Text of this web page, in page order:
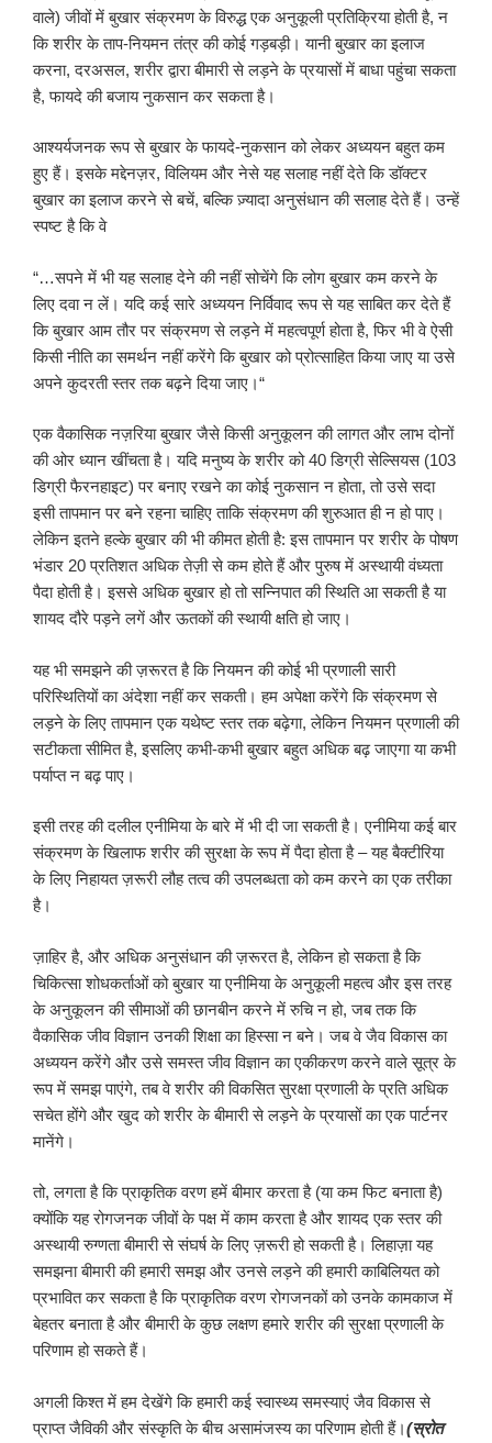
वाले) जीवों में बुखार संक्रमण के विरुद्ध एक अनुकूली प्रतिक्रिया होती है, न
कि शरीर के ताप-नियमन तंत्र की कोई गड़बड़ी। यानी बुखार का इलाज
करना, दरअसल, शरीर द्वारा बीमारी से लड़ने के प्रयासों में बाधा पहुंचा सकता
है, फायदे की बजाय नुकसान कर सकता है।
आश्यर्यजनक रूप से बुखार के फायदे-नुकसान को लेकर अध्ययन बहुत कम
हुए हैं। इसके मद्देनज़र, विलियम और नेसे यह सलाह नहीं देते कि डॉक्टर
बुखार का इलाज करने से बचें, बल्कि ज़्यादा अनुसंधान की सलाह देते हैं। उन्हें
स्पष्ट है कि वे
“…सपने में भी यह सलाह देने की नहीं सोचेंगे कि लोग बुखार कम करने के
लिए दवा न लें। यदि कई सारे अध्ययन निर्विवाद रूप से यह साबित कर देते हैं
कि बुखार आम तौर पर संक्रमण से लड़ने में महत्वपूर्ण होता है, फिर भी वे ऐसी
किसी नीति का समर्थन नहीं करेंगे कि बुखार को प्रोत्साहित किया जाए या उसे
अपने कुदरती स्तर तक बढ़ने दिया जाए।“
एक वैकासिक नज़रिया बुखार जैसे किसी अनुकूलन की लागत और लाभ दोनों
की ओर ध्यान खींचता है। यदि मनुष्य के शरीर को 40 डिग्री सेल्सियस (103
डिग्री फैरनहाइट) पर बनाए रखने का कोई नुकसान न होता, तो उसे सदा
इसी तापमान पर बने रहना चाहिए ताकि संक्रमण की शुरुआत ही न हो पाए।
लेकिन इतने हल्के बुखार की भी कीमत होती है: इस तापमान पर शरीर के पोषण
भंडार 20 प्रतिशत अधिक तेज़ी से कम होते हैं और पुरुष में अस्थायी वंध्यता
पैदा होती है। इससे अधिक बुखार हो तो सन्निपात की स्थिति आ सकती है या
शायद दौरे पड़ने लगें और ऊतकों की स्थायी क्षति हो जाए।
यह भी समझने की ज़रूरत है कि नियमन की कोई भी प्रणाली सारी
परिस्थितियों का अंदेशा नहीं कर सकती। हम अपेक्षा करेंगे कि संक्रमण से
लड़ने के लिए तापमान एक यथेष्ट स्तर तक बढ़ेगा, लेकिन नियमन प्रणाली की
सटीकता सीमित है, इसलिए कभी-कभी बुखार बहुत अधिक बढ़ जाएगा या कभी
पर्याप्त न बढ़ पाए।
इसी तरह की दलील एनीमिया के बारे में भी दी जा सकती है। एनीमिया कई बार
संक्रमण के खिलाफ शरीर की सुरक्षा के रूप में पैदा होता है – यह बैक्टीरिया
के लिए निहायत ज़रूरी लौह तत्व की उपलब्धता को कम करने का एक तरीका
है।
ज़ाहिर है, और अधिक अनुसंधान की ज़रूरत है, लेकिन हो सकता है कि
चिकित्सा शोधकर्ताओं को बुखार या एनीमिया के अनुकूली महत्व और इस तरह
के अनुकूलन की सीमाओं की छानबीन करने में रुचि न हो, जब तक कि
वैकासिक जीव विज्ञान उनकी शिक्षा का हिस्सा न बने। जब वे जैव विकास का
अध्ययन करेंगे और उसे समस्त जीव विज्ञान का एकीकरण करने वाले सूत्र के
रूप में समझ पाएंगे, तब वे शरीर की विकसित सुरक्षा प्रणाली के प्रति अधिक
सचेत होंगे और खुद को शरीर के बीमारी से लड़ने के प्रयासों का एक पार्टनर
मानेंगे।
तो, लगता है कि प्राकृतिक वरण हमें बीमार करता है (या कम फिट बनाता है)
क्योंकि यह रोगजनक जीवों के पक्ष में काम करता है और शायद एक स्तर की
अस्थायी रुग्णता बीमारी से संघर्ष के लिए ज़रूरी हो सकती है। लिहाज़ा यह
समझना बीमारी की हमारी समझ और उनसे लड़ने की हमारी काबिलियत को
प्रभावित कर सकता है कि प्राकृतिक वरण रोगजनकों को उनके कामकाज में
बेहतर बनाता है और बीमारी के कुछ लक्षण हमारे शरीर की सुरक्षा प्रणाली के
परिणाम हो सकते हैं।
अगली किश्त में हम देखेंगे कि हमारी कई स्वास्थ्य समस्याएं जैव विकास से
प्राप्त जैविकी और संस्कृति के बीच असामंजस्य का परिणाम होती हैं।(स्रोत